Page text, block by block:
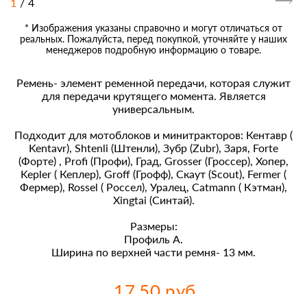
* Изображения указаны справочно и могут отличаться от
реальных. Пожалуйста, перед покупкой, уточняйте у наших
менеджеров подробную информацию о товаре.
Ремень- элемент ременной передачи, которая служит
для передачи крутящего момента. Является
универсальным.
Подходит для мотоблоков и минитракторов: Кентавр (
Kentavr), Shtenli (Штенли), Зубр (Zubr), Заря, Forte
(Форте) , Profi (Профи), Град, Grosser (Гроссер), Хопер,
Kepler ( Кеплер), Groff (Грофф), Скаут (Scout), Fermer (
Фермер), Rossel ( Россел), Уралец, Catmann ( Кэтман),
Xingtai (Синтай).
Размеры:
Профиль А.
Ширина по верхней части ремня- 13 мм.